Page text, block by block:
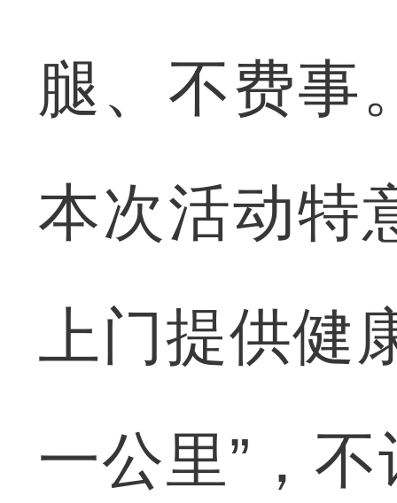
腿、不费事
本次活动特
上门提供健
一公里”，